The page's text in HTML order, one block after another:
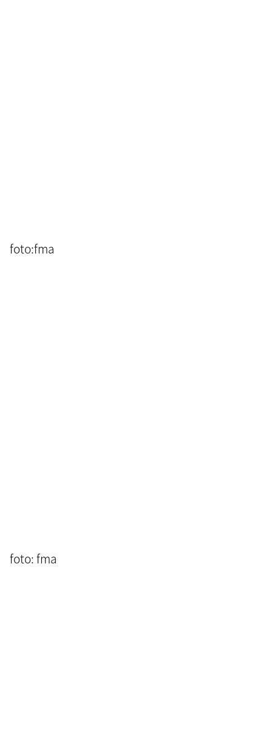
foto:fma
foto: fma